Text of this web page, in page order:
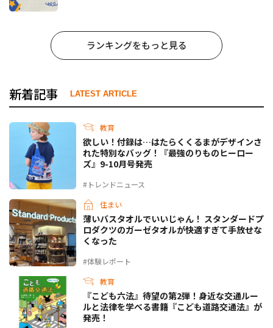
ランキングをもっと見る
新着記事 LATEST ARTICLE
教育
#トレンドニュース
欲しい！付録は…はたらくくるまがデザインさ
れた特別なバッグ！『最強のりものヒーロー
ズ』9-10月号発売
住まい
#体験レポート
薄いバスタオルでいいじゃん！ スタンダードプ
ロダクツのガーゼタオルが快適すぎて手放せな
くなった
教育
『こども六法』待望の第2弾！身近な交通ルー
ルと法律を学べる書籍『こども道路交通法』が
発売！